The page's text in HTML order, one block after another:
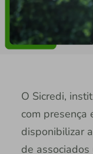
O Sicredi,
com presença
disponibilizar
de